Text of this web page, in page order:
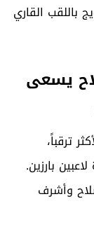
القاري
يسعى
ترقباً،
بارزين.
وأشرف